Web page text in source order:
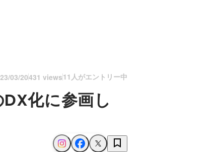
03/20431 views11人がエントリー中
化に参画し